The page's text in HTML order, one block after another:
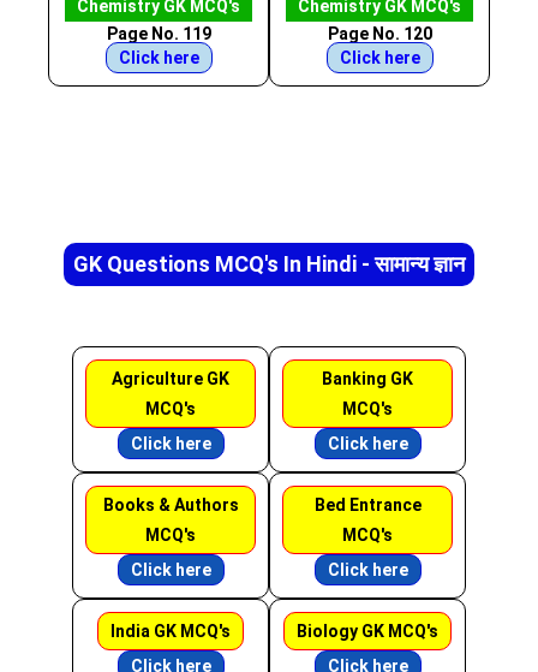
Chemistry GK MCQ's
Page No. 119
Click here
Chemistry GK MCQ's
Page No. 120
Click here
GK Questions MCQ's In Hindi - सामान्य ज्ञान
Agriculture GK
MCQ's
Click here
Banking GK
MCQ's
Click here
Books & Authors
MCQ's
Click here
Bed Entrance
MCQ's
Click here
India GK MCQ's
Click here
Biology GK MCQ's
Click here